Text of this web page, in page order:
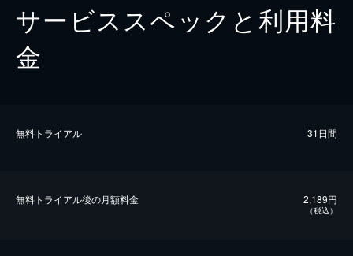
サービススペックと利用料
金
無料トライアル 31日間
無料トライアル後の⽉額料金 2,189円
（税込）